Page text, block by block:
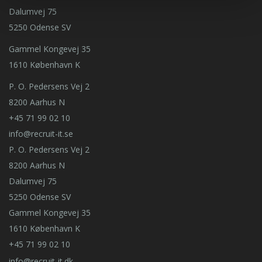
Dalumvej 75
5250 Odense SV
Gammel Kongevej 35
1610 København K
P. O. Pedersens Vej 2
8200 Aarhus N
+45 71 99 02 10
info@recruit-it.se
P. O. Pedersens Vej 2
8200 Aarhus N
Dalumvej 75
5250 Odense SV
Gammel Kongevej 35
1610 København K
+45 71 99 02 10